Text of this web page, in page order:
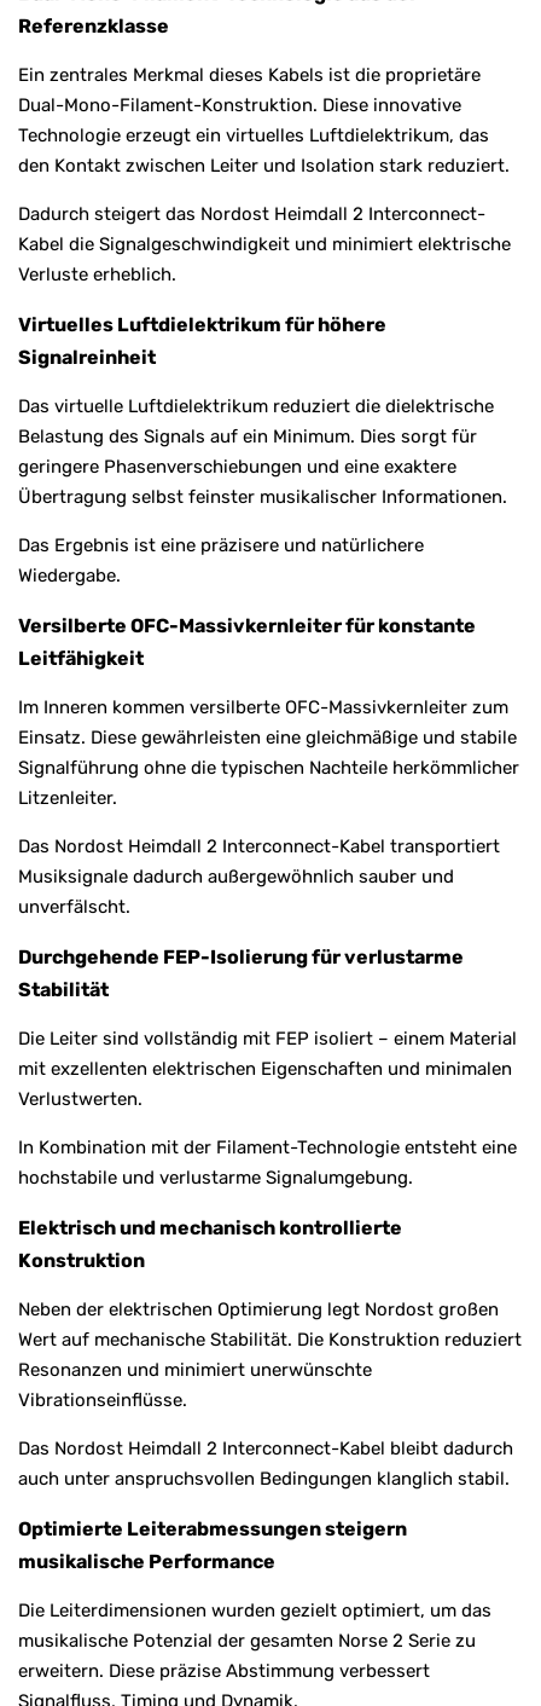
Referenzklasse
Ein zentrales Merkmal dieses Kabels ist die proprietäre
Dual-Mono-Filament-Konstruktion. Diese innovative
Technologie erzeugt ein virtuelles Luftdielektrikum, das
den Kontakt zwischen Leiter und Isolation stark reduziert.
Dadurch steigert das Nordost Heimdall 2 Interconnect-
Kabel die Signalgeschwindigkeit und minimiert elektrische
Verluste erheblich.
Virtuelles Luftdielektrikum für höhere
Signalreinheit
Das virtuelle Luftdielektrikum reduziert die dielektrische
Belastung des Signals auf ein Minimum. Dies sorgt für
geringere Phasenverschiebungen und eine exaktere
Übertragung selbst feinster musikalischer Informationen.
Das Ergebnis ist eine präzisere und natürlichere
Wiedergabe.
Versilberte OFC-Massivkernleiter für konstante
Leitfähigkeit
Im Inneren kommen versilberte OFC-Massivkernleiter zum
Einsatz. Diese gewährleisten eine gleichmäßige und stabile
Signalführung ohne die typischen Nachteile herkömmlicher
Litzenleiter.
Das Nordost Heimdall 2 Interconnect-Kabel transportiert
Musiksignale dadurch außergewöhnlich sauber und
unverfälscht.
Durchgehende FEP-Isolierung für verlustarme
Stabilität
Die Leiter sind vollständig mit FEP isoliert – einem Material
mit exzellenten elektrischen Eigenschaften und minimalen
Verlustwerten.
In Kombination mit der Filament-Technologie entsteht eine
hochstabile und verlustarme Signalumgebung.
Elektrisch und mechanisch kontrollierte
Konstruktion
Neben der elektrischen Optimierung legt Nordost großen
Wert auf mechanische Stabilität. Die Konstruktion reduziert
Resonanzen und minimiert unerwünschte
Vibrationseinflüsse.
Das Nordost Heimdall 2 Interconnect-Kabel bleibt dadurch
auch unter anspruchsvollen Bedingungen klanglich stabil.
Optimierte Leiterabmessungen steigern
musikalische Performance
Die Leiterdimensionen wurden gezielt optimiert, um das
musikalische Potenzial der gesamten Norse 2 Serie zu
erweitern. Diese präzise Abstimmung verbessert
Signalfluss, Timing und Dynamik.